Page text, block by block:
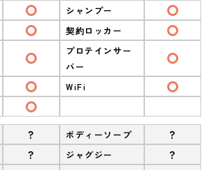
シャンプー
契約ロッカー
プロテインサー
バー
WiFi
? ボディーソープ ?
? ジャグジー ?